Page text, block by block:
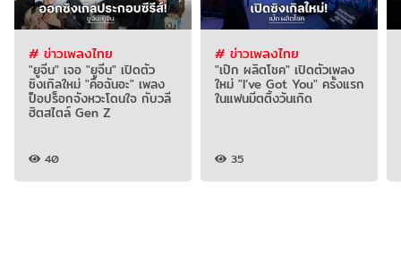
# ข่าวเพลงไทย
"ยูจีน" เจอ "ยูจีน" เปิดตัว
ซิงเกิลใหม่ "คือฉันอะ" เพลง
ป็อปร็อกจังหวะโดนใจ กับวลี
ฮิตสไตล์ Gen Z
40
# ข่าวเพลงไทย
"เป๊ก ผลิตโชค" เปิดตัวเพลง
ใหม่ "I’ve Got You" ครั้งแรก
ในแฟนมีตติ้งวันเกิด
35